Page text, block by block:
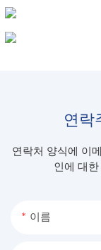
연락
연락처 양식에 이
인에 대
이름